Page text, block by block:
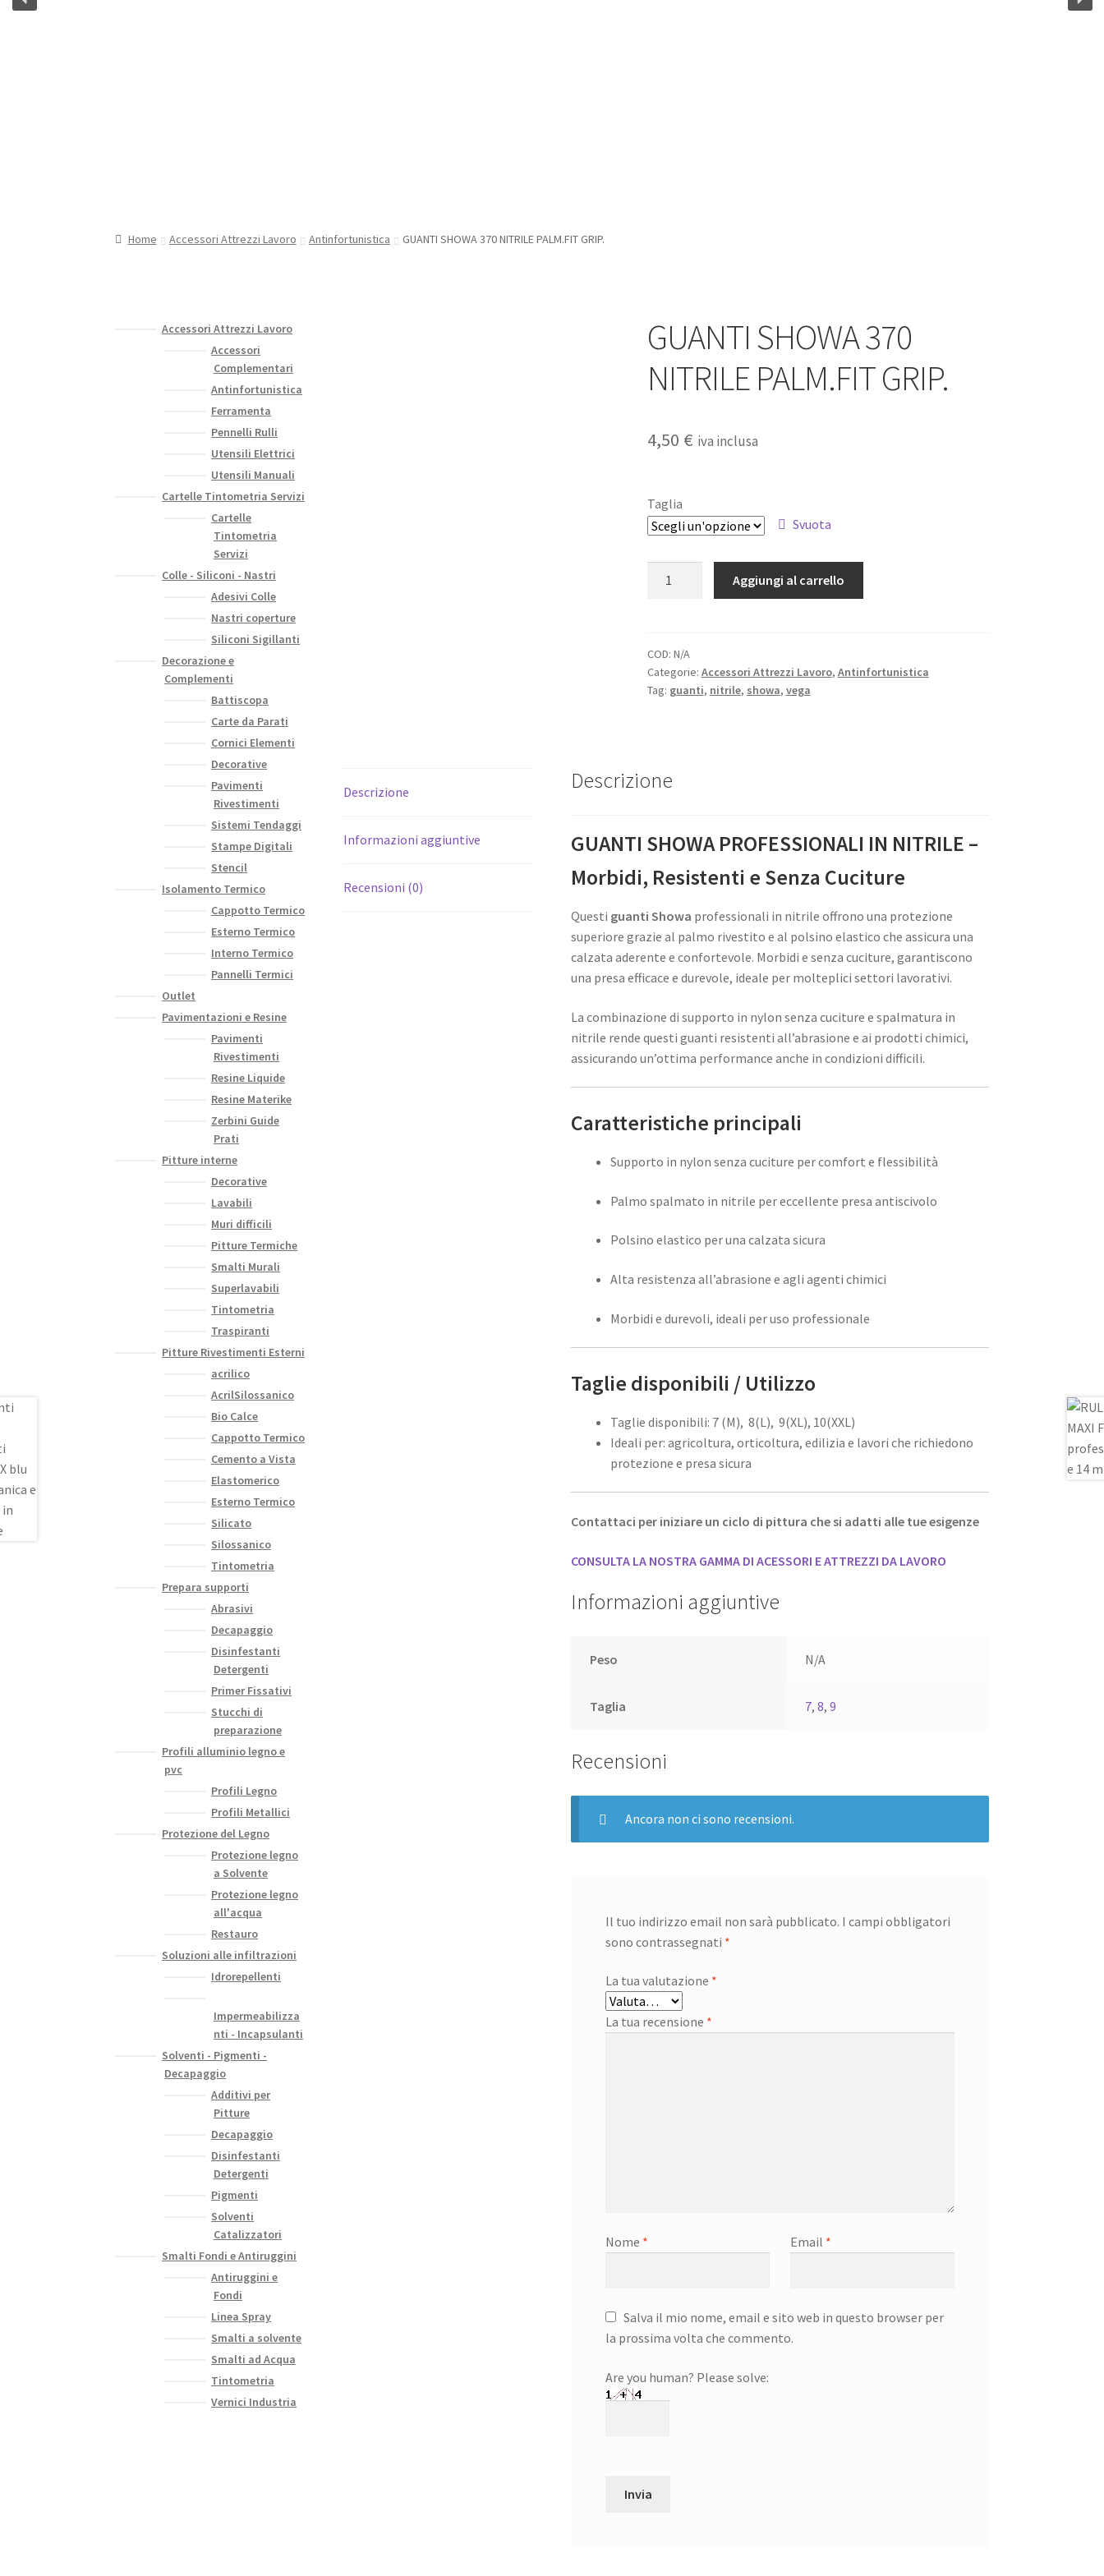
Home Accessori Attrezzi Lavoro Antinfortunistica GUANTI SHOWA 370 NITRILE PALM.FIT GRIP.
GUANTI SHOWA 370
NITRILE PALM.FIT GRIP.
4,50 € iva inclusa
Taglia
Svuota
PALM.FIT
GRIP.
quantità
Aggiungi al carrello
COD: N/A
Categorie: Accessori Attrezzi Lavoro, Antinfortunistica
Tag: guanti, nitrile, showa, vega
Descrizione
Informazioni aggiuntive
Recensioni (0)
Descrizione
GUANTI SHOWA PROFESSIONALI IN NITRILE –
Morbidi, Resistenti e Senza Cuciture
Questi guanti Showa professionali in nitrile offrono una protezione
superiore grazie al palmo rivestito e al polsino elastico che assicura una
calzata aderente e confortevole. Morbidi e senza cuciture, garantiscono
una presa efficace e durevole, ideale per molteplici settori lavorativi.
La combinazione di supporto in nylon senza cuciture e spalmatura in
nitrile rende questi guanti resistenti all’abrasione e ai prodotti chimici,
assicurando un’ottima performance anche in condizioni difficili.
Caratteristiche principali
Supporto in nylon senza cuciture per comfort e flessibilità
Palmo spalmato in nitrile per eccellente presa antiscivolo
Polsino elastico per una calzata sicura
Alta resistenza all’abrasione e agli agenti chimici
Morbidi e durevoli, ideali per uso professionale
Taglie disponibili / Utilizzo
Taglie disponibili: 7 (M), 8(L), 9(XL), 10(XXL)
Ideali per: agricoltura, orticoltura, edilizia e lavori che richiedono
protezione e presa sicura
Contattaci per iniziare un ciclo di pittura che si adatti alle tue esigenze
CONSULTA LA NOSTRA GAMMA DI ACESSORI E ATTREZZI DA LAVORO
Informazioni aggiuntive
Peso N/A
Taglia 7, 8, 9
Recensioni
Ancora non ci sono recensioni.
Il tuo indirizzo email non sarà pubblicato. I campi obbligatori
sono contrassegnati *
La tua valutazione *
La tua recensione *
Nome * Email *
Salva il mio nome, email e sito web in questo browser per
la prossima volta che commento.
Are you human? Please solve:
Accessori Attrezzi Lavoro
Accessori
Complementari
Antinfortunistica
Ferramenta
Pennelli Rulli
Utensili Elettrici
Utensili Manuali
Cartelle Tintometria Servizi
Cartelle
Tintometria
Servizi
Colle - Siliconi - Nastri
Adesivi Colle
Nastri coperture
Siliconi Sigillanti
Decorazione e
Complementi
Battiscopa
Carte da Parati
Cornici Elementi
Decorative
Pavimenti
Rivestimenti
Sistemi Tendaggi
Stampe Digitali
Stencil
Isolamento Termico
Cappotto Termico
Esterno Termico
Interno Termico
Pannelli Termici
Outlet
Pavimentazioni e Resine
Pavimenti
Rivestimenti
Resine Liquide
Resine Materike
Zerbini Guide
Prati
Pitture interne
Decorative
Lavabili
Muri difficili
Pitture Termiche
Smalti Murali
Superlavabili
Tintometria
Traspiranti
Pitture Rivestimenti Esterni
acrilico
AcrilSilossanico
Bio Calce
Cappotto Termico
Cemento a Vista
Elastomerico
Esterno Termico
Silicato
Silossanico
Tintometria
Prepara supporti
Abrasivi
Decapaggio
Disinfestanti
Detergenti
Primer Fissativi
Stucchi di
preparazione
Profili alluminio legno e
pvc
Profili Legno
Profili Metallici
Protezione del Legno
Protezione legno
a Solvente
Protezione legno
all'acqua
Restauro
Soluzioni alle infiltrazioni
Idrorepellenti
Impermeabilizza
nti - Incapsulanti
Solventi - Pigmenti -
Decapaggio
Additivi per
Pitture
Decapaggio
Disinfestanti
Detergenti
Pigmenti
Solventi
Catalizzatori
Smalti Fondi e Antiruggini
Antiruggini e
Fondi
Linea Spray
Smalti a solvente
Smalti ad Acqua
Tintometria
Vernici Industria